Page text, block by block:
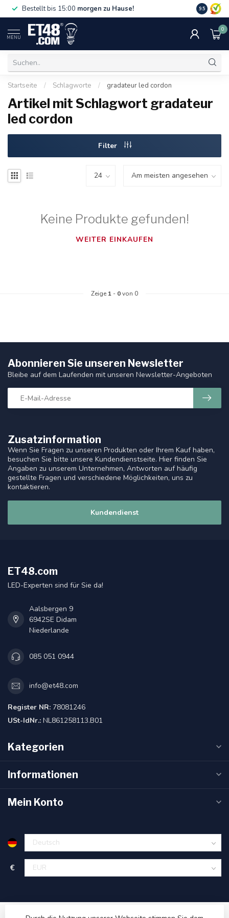
Bestellt bis 15:00 morgen zu Hause! 75 €. Nur
9.5
MENU
0
Startseite / Schlagworte / gradateur led cordon
Artikel mit Schlagwort gradateur
led cordon
Filter
Keine Produkte gefunden!
WEITER EINKAUFEN
Zeige 1 - 0von 0
Zusatzinformation
Wenn Sie Fragen zu unseren Produkten oder Ihrem Kauf haben,
besuchen Sie bitte unsere Kundendienstseite. Hier finden Sie
Angaben zu unserem Unternehmen, Antworten auf häufig
gestellte Fragen und verschiedene Möglichkeiten, uns zu
kontaktieren.
Kundendienst
Abonnieren Sie unseren Newsletter
Bleibe auf dem Laufenden mit unseren Newsletter-Angeboten
ET48.com
LED-Experten sind für Sie da!
Aalsbergen 9
6942SE Didam
Niederlande
085 051 0944
info@et48.com
Register NR: 78081246
USt-IdNr.: NL861258113.B01
Kategorien
Informationen
Mein Konto
€